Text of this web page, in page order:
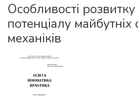
Statistics
Особливості
потенціалу
механіків